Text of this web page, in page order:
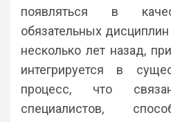
появляться в
обязательных дисциплин
несколько лет назад,
интегрируется в
процесс, что
специалистов,